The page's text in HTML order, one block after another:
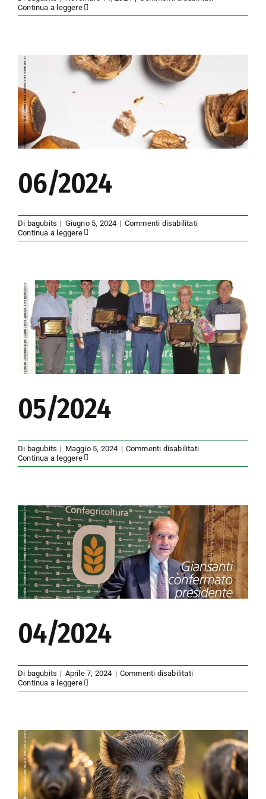
Continua a leggere
06/2024
Di bagubits | Giugno 5, 2024 | Commenti disabilitatisu
Continua a leggere
05/2024
Di bagubits | Maggio 5, 2024 | Commenti disabilitatisu
Continua a leggere
04/2024
Di bagubits | Aprile 7, 2024 | Commenti disabilitatisu
Continua a leggere